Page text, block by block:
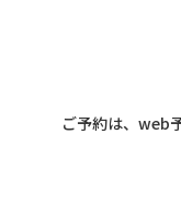
ご予約は、web